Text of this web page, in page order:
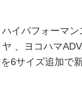
ハイパフォーマ
、ヨコハマ
6サイズ追加で